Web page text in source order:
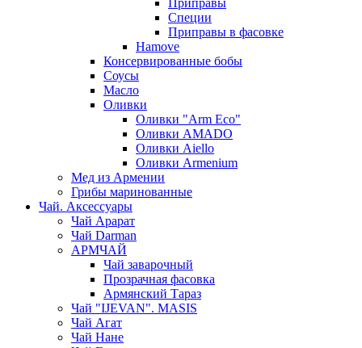
Приправы
Специи
Приправы в фасовке
Hamove
Консервированные бобы
Соусы
Масло
Оливки
Оливки "Arm Eco"
Оливки AMADO
Оливки Aiello
Оливки Armenium
Мед из Армении
Грибы маринованные
Чай. Аксессуары
Чай Арарат
Чай Darman
АРМЧАЙ
Чай заварочный
Прозрачная фасовка
Армянский Тараз
Чай "IJEVAN". MASIS
Чай Агат
Чай Нане